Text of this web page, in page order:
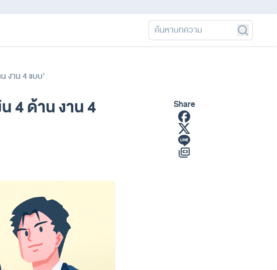
งาน 4 แบบ’
4 ด้าน งาน 4 Share